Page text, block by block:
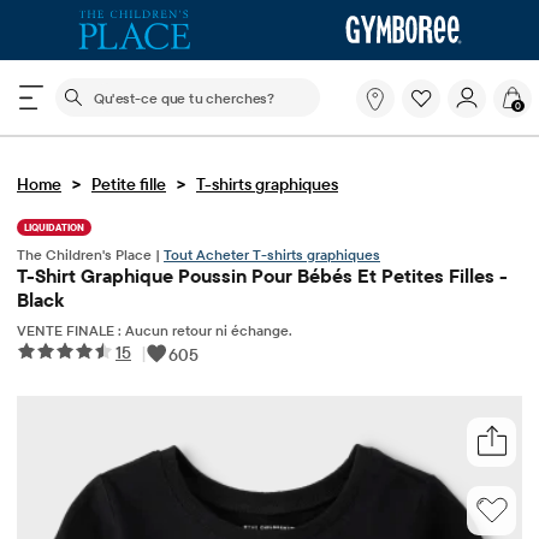
Le champ de recherche ci-dessous filtre les
Qu'est-
que
cherches?
0
Home > Petite fille > T-shirts graphiques
LIQUIDATION
The Children's Place | Tout Acheter T-shirts graphiques
T-Shirt Graphique Poussin Pour Bébés Et Petites Filles -
Black
VENTE FINALE : Aucun retour ni échange.
15 | 605